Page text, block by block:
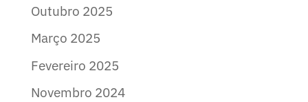
Outubro 2025
Março 2025
Fevereiro 2025
Novembro 2024